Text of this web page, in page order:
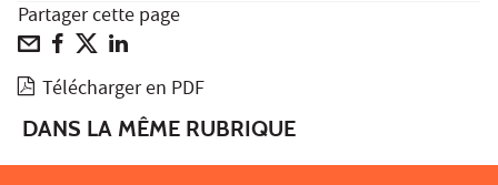
Partager cette page
Télécharger en PDF
DANS LA MÊME RUBRIQUE